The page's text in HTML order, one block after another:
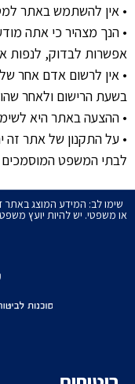
• אין להשתמש באתר
• הנך מצהיר כי אתה
אפשרות לבדוק, לנפות
• אין לרשום אדם אחר
בשעת הרישום ולאחר
• ההצעה באתר היא
• על התקנון של אתר זה
לבתי המשפט
שימו לב: המידע המוצג באתר
או משפטי. יש להיות יועץ